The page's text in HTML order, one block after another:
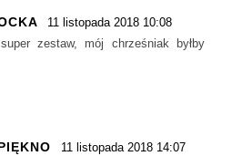
11 listopada 2018 10:08
zestaw, mój chrześniak byłby
11 listopada 2018 14:07